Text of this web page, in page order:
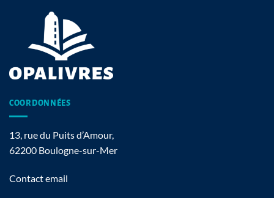
COORDONNÉES
13, rue du Puits d’Amour,
62200 Boulogne-sur-Mer
Contact email